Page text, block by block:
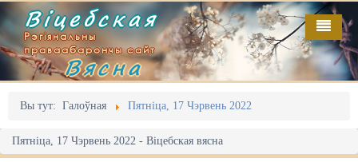
Віцебская
Рэгіянальны
праваабарончы сайт
Вясна
Вы тут: Галоўная Пятніца, 17 Чэрвень 2022
Пятніца, 17 Чэрвень 2022 - Віцебская вясна
Галоўная
Адміністрацыйны перасьлед
Акцыі
Выданьні
Відэа